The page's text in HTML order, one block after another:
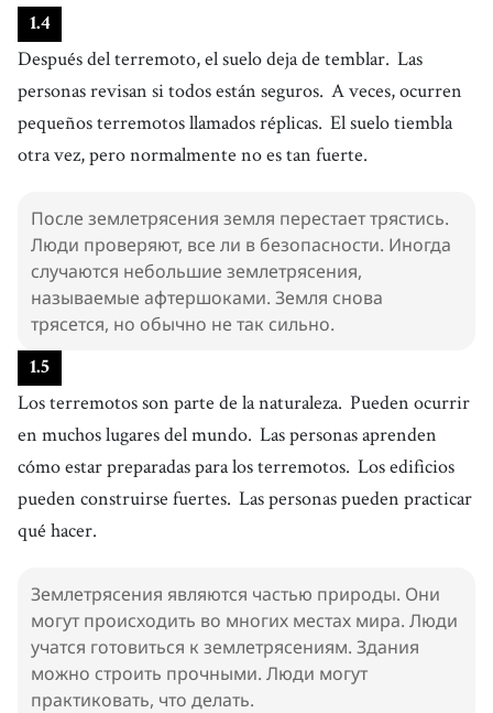
1.4
Después del terremoto, el suelo deja de temblar. Las
personas revisan si todos están seguros. A veces, ocurren
pequeños terremotos llamados réplicas. El suelo tiembla
otra vez, pero normalmente no es tan fuerte.
После землетрясения земля перестает трястись.
Люди проверяют, все ли в безопасности. Иногда
случаются небольшие землетрясения,
называемые афтершоками. Земля снова
трясется, но обычно не так сильно.
1.5
Los terremotos son parte de la naturaleza. Pueden ocurrir
en muchos lugares del mundo. Las personas aprenden
cómo estar preparadas para los terremotos. Los edificios
pueden construirse fuertes. Las personas pueden practicar
qué hacer.
Землетрясения являются частью природы. Они
могут происходить во многих местах мира. Люди
учатся готовиться к землетрясениям. Здания
можно строить прочными. Люди могут
практиковать, что делать.